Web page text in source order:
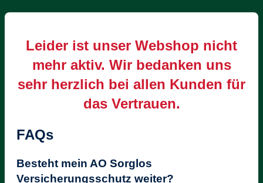
Leider ist unser Webshop nicht
mehr aktiv. Wir bedanken uns
sehr herzlich bei allen Kunden für
das Vertrauen.
FAQs
Besteht mein AO Sorglos
Versicherungsschutz weiter?